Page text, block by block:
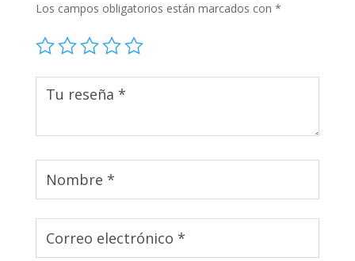
Los campos obligatorios están marcados con *